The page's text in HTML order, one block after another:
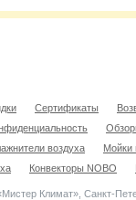
Сертификаты
воздуха Мойки
Конвекторы NOBO
Климат», Санкт-